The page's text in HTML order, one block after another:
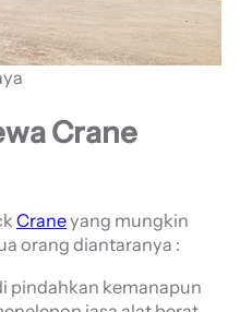
Crane
Craneyang mungkin
orang diantaranya :
pindahkan kemanapun